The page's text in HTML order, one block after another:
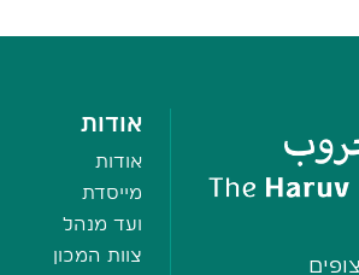
אודות
אודות
מייסדת
ועד מנהל
צוות המכון